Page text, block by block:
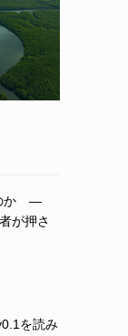
か ―
が押さ
を読み